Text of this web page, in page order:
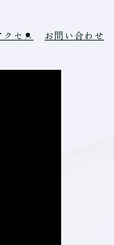
クセス お問い合わせ